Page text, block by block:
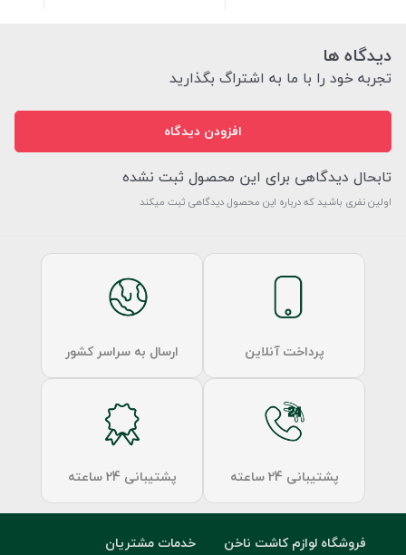
دیدگاه ها
تجربه خود را با ما به اشتراگ بگذارید
افزودن دیدگاه
تابحال دیدگاهی برای این محصول ثبت نشده
اولین نفری باشید که درباره این محصول دیدگاهی ثبت میکند
پرداخت آنلاین ارسال به سراسر کشور
پشتیبانی 24 ساعته پشتیبانی 24 ساعته
فروشگاه لوازم کاشت ناخن
خدمات مشتریان